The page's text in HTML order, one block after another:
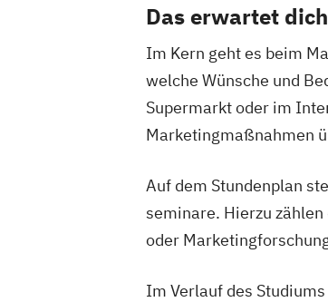
Das erwartet
Im Kern geht es beim
welche Wünsche und
Supermarkt oder im
Marketingmaßnahmen
Auf dem Stundenplan
seminare. Hierzu
oder
Im Verlauf des